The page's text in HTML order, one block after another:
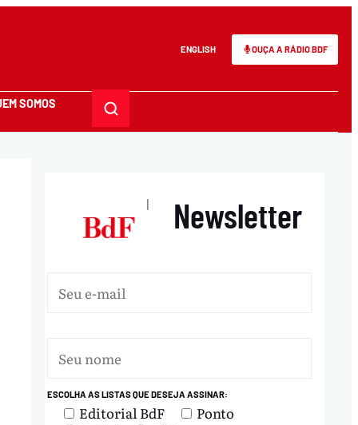
ENGLISH OUÇA A RÁDIO BDF
SOMOS
| Newsletter
ESCOLHA AS LISTAS QUE DESEJA ASSINAR:
Editorial BdF
Ponto